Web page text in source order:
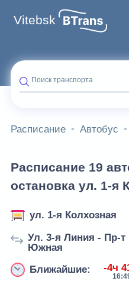
Vitebsk
Поиск транспорта
Расписание Автобус
Расписание 19
остановка ул. 1-я
ул. 1-я Колхозная
Ул. 3-я Линия - Пр-т
Южная
Ближайшие:
-4ч